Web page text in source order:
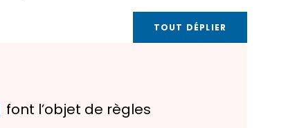
TOUT DÉPLIER
font l’objet de règles